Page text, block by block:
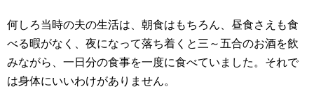
何しろ当時の夫の生活は、朝食はもちろん、昼食さえも食
べる暇がなく、夜になって落ち着くと三～五合のお酒を飲
みながら、一日分の食事を一度に食べていました。それで
は身体にいいわけがありません。